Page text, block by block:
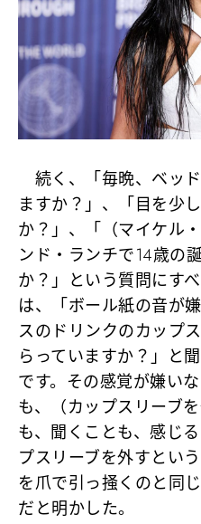
続く、「毎晩、ベッ
ますか？」、「目を少
か？」、「（マイケル
ンド・ランチで14歳の
か？」という質問にす
は、「ボール紙の音が
スのドリンクのカップ
らっていますか？」と
です。その感覚が嫌い
も、（カップスリーブ
も、聞くことも、感じ
プスリーブを外すとい
を爪で引っ掻くのと同
だと明かした。